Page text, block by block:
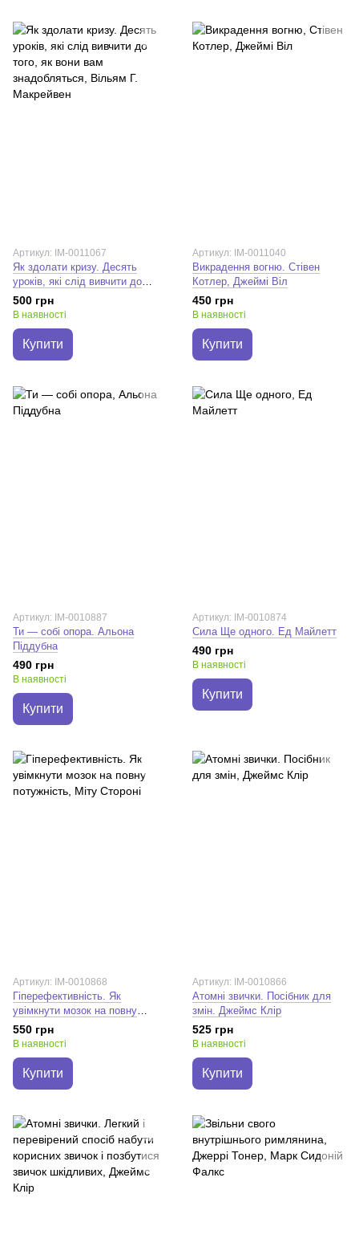
Артикул: IM-0011067
Як здолати кризу. Десять
уроків, які слід вивчити до
того, як вони вам
знадобляться. Вільям Г.
500 грн
В наявності
Купити
Артикул: IM-0011040
Викрадення вогню. Стівен
Котлер, Джеймі Віл
450 грн
В наявності
Купити
Артикул: IM-0010887
Ти — собі опора. Альона
Піддубна
490 грн
В наявності
Купити
Артикул: IM-0010874
Сила Ще одного. Ед Майлетт
490 грн
В наявності
Купити
Артикул: IM-0010868
Гіперефективність. Як
увімкнути мозок на повну
потужність. Міту Стороні
550 грн
В наявності
Купити
Артикул: IM-0010866
Атомні звички. Посібник для
змін. Джеймс Клір
525 грн
В наявності
Купити